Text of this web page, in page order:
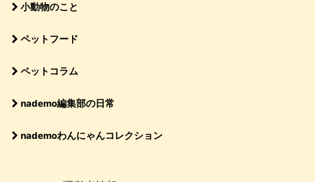
小動物のこと
ペットフード
ペットコラム
nademo編集部の日常
nademoわんにゃんコレクション